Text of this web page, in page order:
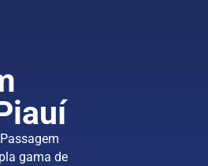
gama de